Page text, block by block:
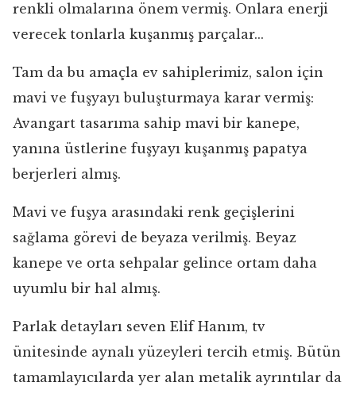
renkli olmalarına önem vermiş. Onlara enerji
verecek tonlarla kuşanmış parçalar...
Tam da bu amaçla ev sahiplerimiz, salon için
mavi ve fuşyayı buluşturmaya karar vermiş:
Avangart tasarıma sahip mavi bir kanepe,
yanına üstlerine fuşyayı kuşanmış papatya
berjerleri almış.
Mavi ve fuşya arasındaki renk geçişlerini
sağlama görevi de beyaza verilmiş. Beyaz
kanepe ve orta sehpalar gelince ortam daha
uyumlu bir hal almış.
Parlak detayları seven Elif Hanım, tv
ünitesinde aynalı yüzeyleri tercih etmiş. Bütün
tamamlayıcılarda yer alan metalik ayrıntılar da